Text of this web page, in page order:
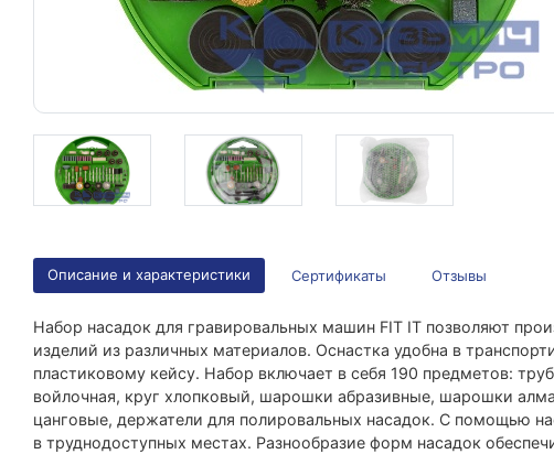
Описание и характеристики Сертификаты Отзывы
Набор насадок для гравировальных машин FIT IT позволяют
изделий из различных материалов. Оснастка удобна в
пластиковому кейсу. Набор включает в себя 190 предметов:
войлочная, круг хлопковый, шарошки абразивные, шарошки
цанговые, держатели для полировальных насадок. С помощью
в труднодоступных местах. Разнообразие форм насадок